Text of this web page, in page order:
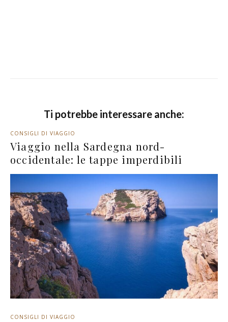
Ti potrebbe interessare anche:
CONSIGLI DI VIAGGIO
Viaggio nella Sardegna nord-
occidentale: le tappe imperdibili
CONSIGLI DI VIAGGIO